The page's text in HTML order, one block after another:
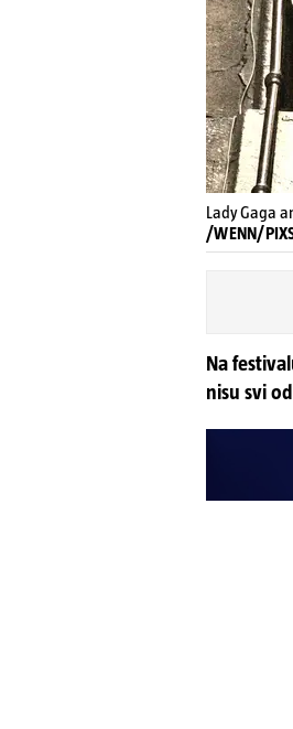
Lady Gaga
/WENN/
Na
nisu svi